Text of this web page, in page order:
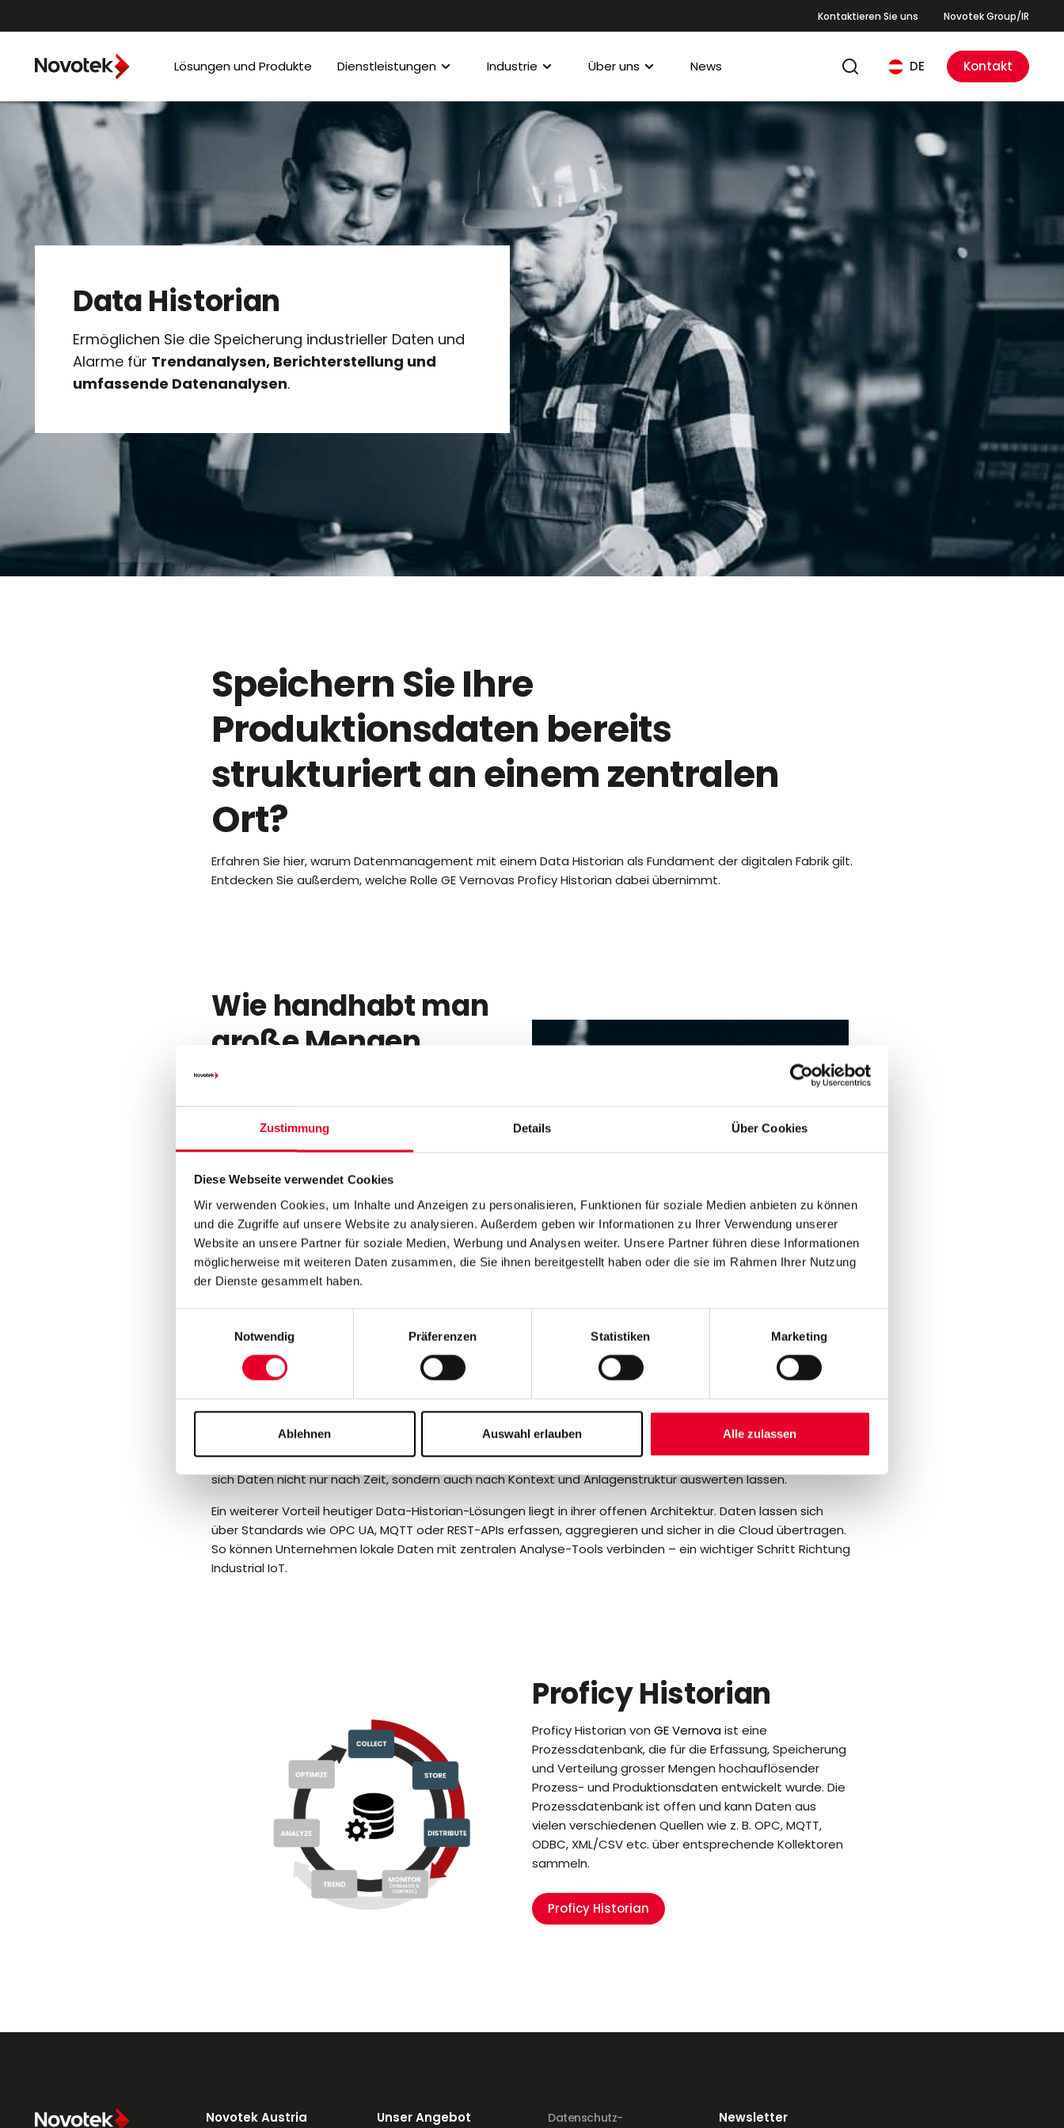
Zustimmung Details Über Cookies
Diese Webseite verwendet Cookies
Wir verwenden Cookies, um Inhalte und Anzeigen zu personalisieren, Funktionen für soziale Medien anbieten zu können
und die Zugriffe auf unsere Website zu analysieren. Außerdem geben wir Informationen zu Ihrer Verwendung unserer
Website an unsere Partner für soziale Medien, Werbung und Analysen weiter. Unsere Partner führen diese Informationen
möglicherweise mit weiteren Daten zusammen, die Sie ihnen bereitgestellt haben oder die sie im Rahmen Ihrer Nutzung
der Dienste gesammelt haben.
Notwendig
Präferenzen Statistiken Marketing
Ablehnen Auswahl erlauben Alle zulassen
Kontaktieren Sie uns Novotek Group/IR
Lösungen und Produkte Dienstleistungen Industrie Über uns News DE Kontakt
Data Historian
Ermöglichen Sie die Speicherung industrieller Daten und
Alarme für Trendanalysen, Berichterstellung und
umfassende Datenanalysen.
Speichern Sie Ihre
Produktionsdaten bereits
strukturiert an einem zentralen
Ort?
Erfahren Sie hier, warum Datenmanagement mit einem Data Historian als Fundament der digitalen Fabrik gilt.
Entdecken Sie außerdem, welche Rolle GE Vernovas Proficy Historian dabei übernimmt.
Wie handhabt man
große Mengen
industrieller Daten?
Tausende von Prozessmessungen, die bei Bedarf
jederzeit abrufbar sein müssen.
Mit einemData Historianwerden all diese
sicher und komprimiert gespeichert, sodass sie später
schnell und effizient abgerufen und analysiert werden
können.
Strukturierte Datenspeicherung
Data Historians nutzen ein sogenanntesAsset Model
, um die erfassten Daten strukturiert
abzubilden. Das Asset Model verknüpft Anlagen, Maschinen und Komponenten logisch miteinander, sodass
sich Daten nicht nur nach Zeit, sondern auch nach Kontext und Anlagenstruktur auswerten lassen.
Ein weiterer Vorteil heutiger Data-Historian-Lösungen liegt in ihrer offenen Architektur. Daten lassen sich
über Standards wie OPC UA, MQTT oder REST-APIs erfassen, aggregieren und sicher in die Cloud übertragen.
So können Unternehmen lokale Daten mit zentralen Analyse-Tools verbinden – ein wichtiger Schritt Richtung
Industrial IoT.
Proficy Historian
Proficy Historian von GE Vernovaist eine
Prozessdatenbank, die für die Erfassung, Speicherung
und Verteilung grosser Mengen hochauflösender
Prozess- und Produktionsdaten entwickelt wurde. Die
Prozessdatenbank ist offen und kann Daten aus
vielen verschiedenen Quellen wie z. B. OPC, MQTT,
ODBC, XML/CSV etc. über entsprechende Kollektoren
sammeln.
Proficy Historian
Novotek Austria Unser Angebot
Datenschutz-
Newsletter